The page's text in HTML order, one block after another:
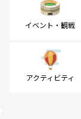
イベント・観戦
アクティビティ